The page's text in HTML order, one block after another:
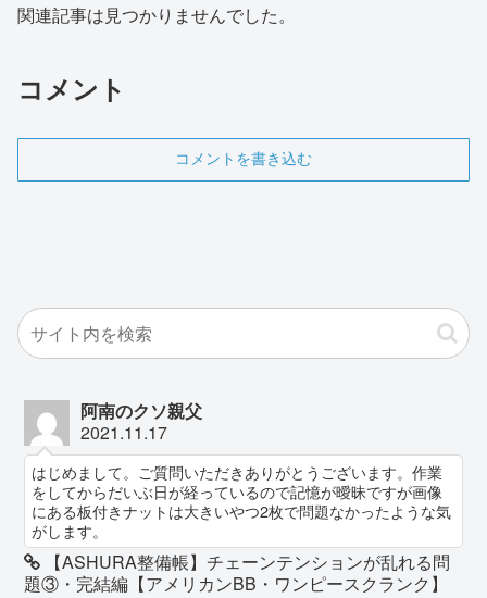
関連記事は見つかりませんでした。
コメント
コメントを書き込む
阿南のクソ親父
2021.11.17
はじめまして。ご質問いただきありがとうございます。作業
をしてからだいぶ日が経っているので記憶が曖昧ですが画像
にある板付きナットは大きいやつ2枚で問題なかったような気
がします。
【ASHURA整備帳】チェーンテンションが乱れる問
題③・完結編【アメリカンBB・ワンピースクランク】